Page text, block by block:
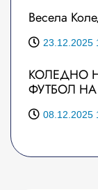
Весела
23.12.2025
КОЛЕДНО
ФУТБОЛ
08.12.2025